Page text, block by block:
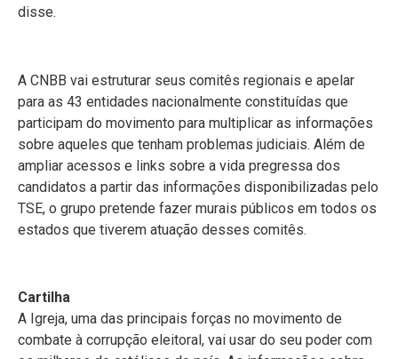
disse.
A CNBB vai estruturar seus comitês regionais e apelar
para as 43 entidades nacionalmente constituídas que
participam do movimento para multiplicar as informações
sobre aqueles que tenham problemas judiciais. Além de
ampliar acessos e links sobre a vida pregressa dos
candidatos a partir das informações disponibilizadas pelo
TSE, o grupo pretende fazer murais públicos em todos os
estados que tiverem atuação desses comitês.
Cartilha
A Igreja, uma das principais forças no movimento de
combate à corrupção eleitoral, vai usar do seu poder com